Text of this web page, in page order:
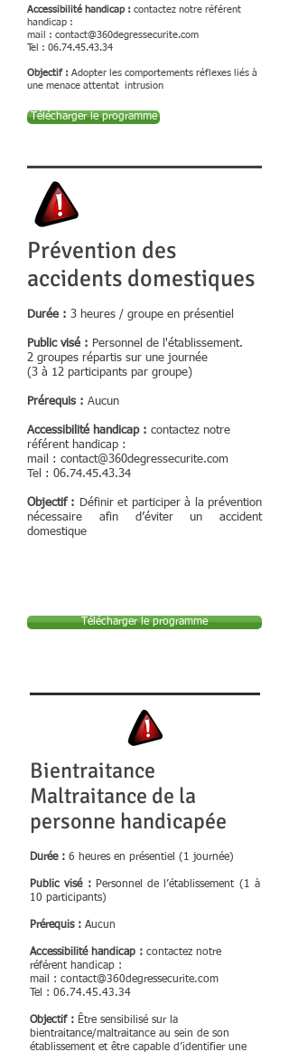
Accessibilité handicap : contactez notre référent
handicap :
mail : contact@360degressecurite.com
Tel : 06.74.45.43.34
Objectif : Adopter les comportements réflexes liés à
une menace attentat intrusion
Télécharger le programme
Prévention des
accidents domestiques
Durée : 3 heures / groupe en présentiel
Public visé : Personnel de l'établissement.
2 groupes répartis sur une journée
(3 à 12 participants par groupe)
Prérequis : Aucun
Accessibilité handicap : contactez notre
référent handicap :
mail : contact@360degressecurite.com
Tel : 06.74.45.43.34
Objectif :
Définir et participer à la prévention
nécessaire afin d’éviter un accident
domestique
Télécharger le programme
Bientraitance
Maltraitance de la
personne handicapée
Durée : 6 heures en présentiel (1 journée)
Public visé : ​Personnel de l’établissement (1 à
10 participants)
Prérequis : Aucun
Accessibilité handicap : contactez notre
référent handicap :
mail : contact@360degressecurite.com
Tel : 06.74.45.43.34
Objectif : Être sensibilisé sur la
bientraitance/maltraitance au sein de son
établissement et être capable d’identifier une